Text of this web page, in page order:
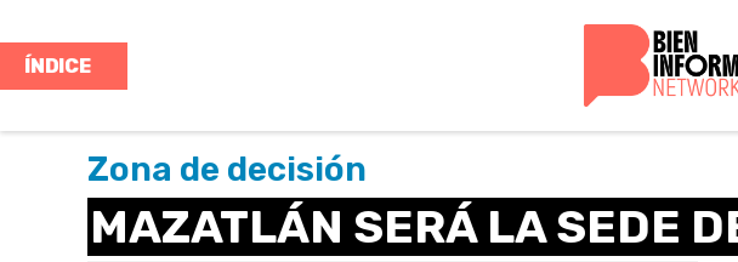
ÍNDICE
Zona de decisión
MAZATLÁN SERÁ LA SEDE